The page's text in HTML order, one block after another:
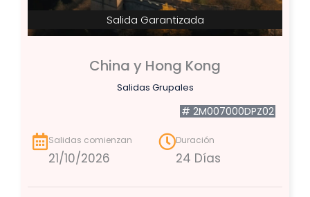
Salida Garantizada
China y Hong Kong
Salidas Grupales
# 2M007000DPZ02
Salidas comienzan
21/10/2026
Duración
24 Días